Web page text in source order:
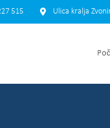
515 Ulica kralja